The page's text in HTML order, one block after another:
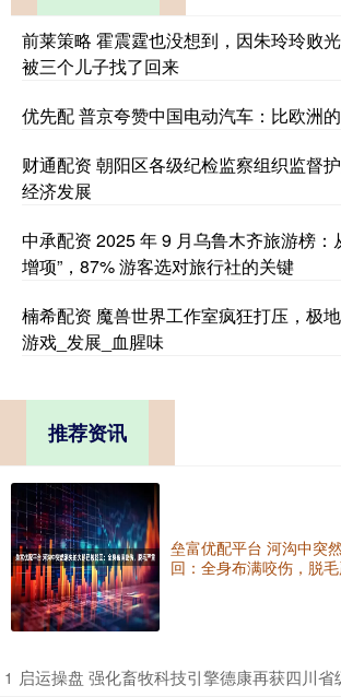
前莱策略 霍震霆也没想到，因朱玲玲败
被三个儿子找了回来
优先配 普京夸赞中国电动汽车：比欧洲
财通配资 朝阳区各级纪检监察组织监督
经济发展
中承配资 2025 年 9 月乌鲁木齐旅游榜：
增项”，87% 游客选对旅行社的关键
楠希配资 魔兽世界工作室疯狂打压，极地
游戏_发展_血腥味
推荐资讯
垒富优配平台 河沟中突
回：全身布满咬伤，脱
1 启运操盘 强化畜牧科技引擎德康再获四川省